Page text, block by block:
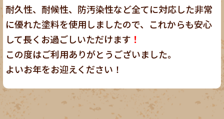
耐久性、耐候性、防汚染性など全てに対応した非常
に優れた塗料を使用しましたので、これからも安心
して長くお過ごしいただけます ！
この度はご利用ありがとうございました。
よいお年をお迎えください！